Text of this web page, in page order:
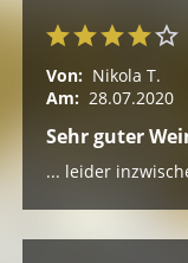
Von: Nikola T.
Am: 28.07.2020
Sehr guter
... leider